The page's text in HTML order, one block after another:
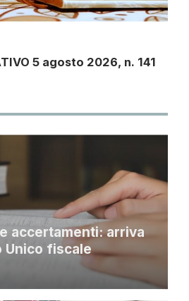
5 agosto 2026, n. 141
accertamenti: arriva
Unico fiscale